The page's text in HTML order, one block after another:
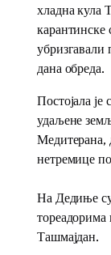
хладна кула
убризгавали
дана обреда.
Постојала
удаљене
Медитерана,
нетремице
На Дедиње
тореадорима
Ташмајдан.